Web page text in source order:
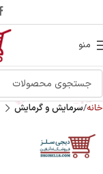
منو
خانه سرمایش و گرمایش